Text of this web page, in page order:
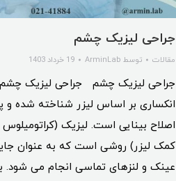
جراحی لیزیک چشم
مقالات توسط ArminLab 19 خرداد 1403
جراحی لیزیک چشم جراحی لیزیک
انکساری بر اساس لیزر شناخته شده و
اصلاح بینایی است. لیزیک (کراتومیلوس
کمک لیزر) روشی است که به عنوان
عینک و لنزهای تماسی انجام می شود.